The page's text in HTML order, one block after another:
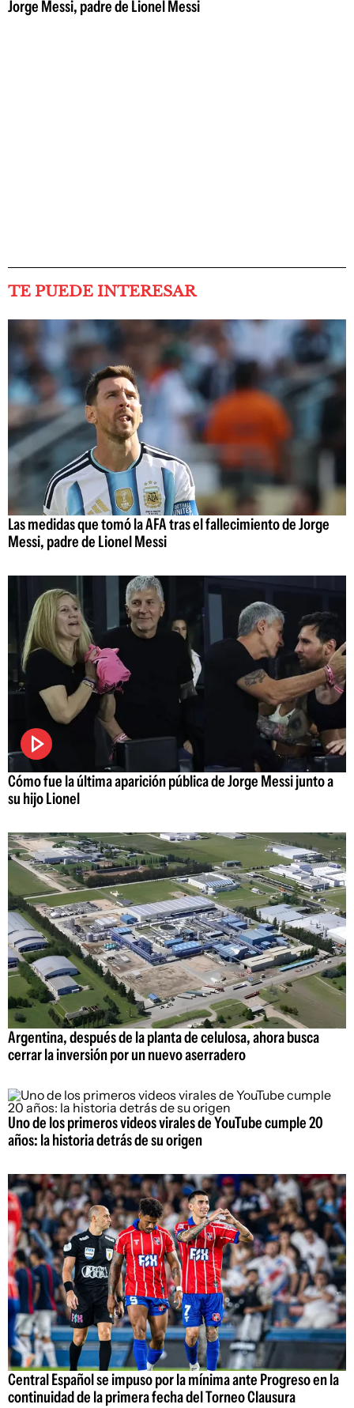
Jorge Messi, padre de Lionel Messi
TE PUEDE INTERESAR
Las medidas que tomó la AFA tras el fallecimiento de Jorge
Messi, padre de Lionel Messi
Cómo fue la última aparición pública de Jorge Messi junto a
su hijo Lionel
Argentina, después de la planta de celulosa, ahora busca
cerrar la inversión por un nuevo aserradero
Uno de los primeros videos virales de YouTube cumple 20
años: la historia detrás de su origen
Central Español se impuso por la mínima ante Progreso en la
continuidad de la primera fecha del Torneo Clausura